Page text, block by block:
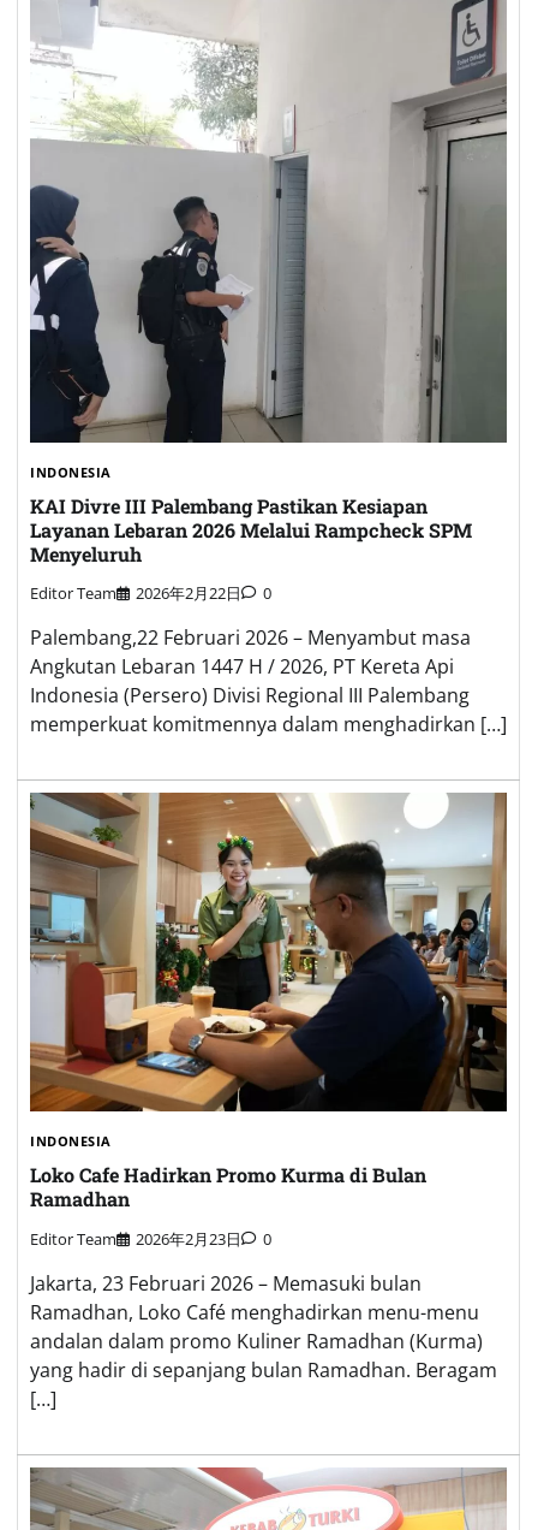
INDONESIA
KAI Divre III Palembang Pastikan Kesiapan
Layanan Lebaran 2026 Melalui Rampcheck SPM
Menyeluruh
Editor Team 2026年2月22日 0
Palembang,22 Februari 2026 – Menyambut masa
Angkutan Lebaran 1447 H / 2026, PT Kereta Api
Indonesia (Persero) Divisi Regional III Palembang
memperkuat komitmennya dalam menghadirkan […]
INDONESIA
Loko Cafe Hadirkan Promo Kurma di Bulan
Ramadhan
Editor Team 2026年2月23日 0
Jakarta, 23 Februari 2026 – Memasuki bulan
Ramadhan, Loko Café menghadirkan menu-menu
andalan dalam promo Kuliner Ramadhan (Kurma)
yang hadir di sepanjang bulan Ramadhan. Beragam
[…]